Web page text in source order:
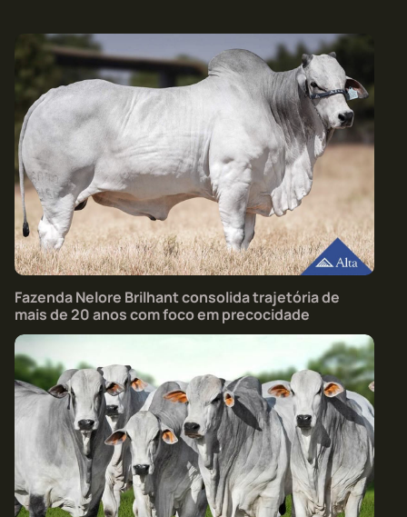
Fazenda Nelore Brilhant consolida trajetória de
mais de 20 anos com foco em precocidade